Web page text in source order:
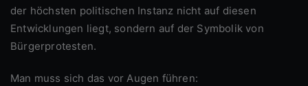
der höchsten politischen Instanz nicht auf diesen
Entwicklungen liegt, sondern auf der Symbolik von
Bürgerprotesten.
Man muss sich das vor Augen führen: